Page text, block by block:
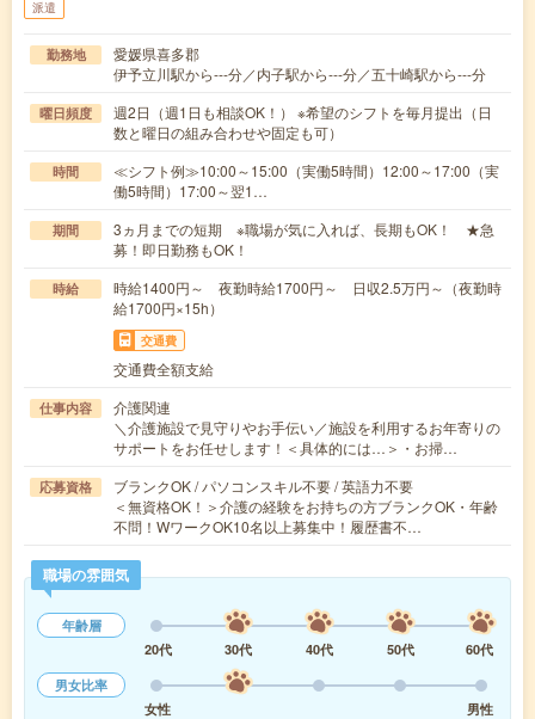
派遣
勤務地
愛媛県喜多郡
伊予立川駅から---分／内子駅から---分／五十崎駅から---分
曜日頻度
週2日（週1日も相談OK！） ※希望のシフトを毎月提出（日
数と曜日の組み合わせや固定も可）
時間
≪シフト例≫10:00～15:00（実働5時間）12:00～17:00（実
働5時間）17:00～翌1…
期間
3ヵ月までの短期 ※職場が気に入れば、長期もOK！ ★急
募！即日勤務もOK！
時給
時給1400円～ 夜勤時給1700円～ 日収2.5万円～（夜勤時
給1700円×15h）
交通費
交通費全額支給
仕事内容
介護関連
＼介護施設で見守りやお手伝い／施設を利用するお年寄りの
サポートをお任せします！＜具体的には…＞・お掃…
応募資格
ブランクOK / パソコンスキル不要 / 英語力不要
＜無資格OK！＞介護の経験をお持ちの方ブランクOK・年齢
不問！WワークOK10名以上募集中！履歴書不…
職場の雰囲気
年齢層
20代
30代 40代 50代
60代
男女比率
女性
男性